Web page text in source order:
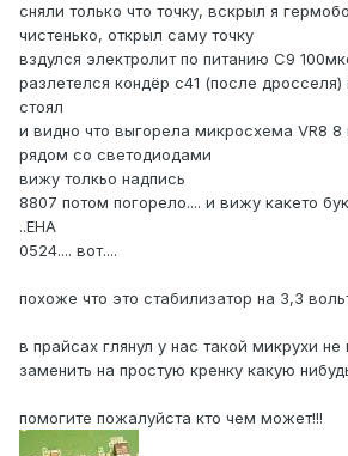
сняли только что точку, вскрыл я
чистенько, открыл саму точку
вздулся электролит по питанию С9
разлетелся кондёр с41 (после
стоял
и видно что выгорела микросхема VR8 8
рядом со светодиодами
вижу толкьо надпись
8807 потом погорело.... и вижу какето
..EHA
0524.... вот....
похоже что это стабилизатор на 3,3
в прайсах глянул у нас такой микрухи
заменить на простую кренку какую
помогите пожалуйста кто чем может!!!